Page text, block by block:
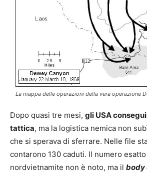
La mappa delle operazioni della vera operazione
Dopo quasi tre mesi, gli USA
tattica, ma la logistica nemica non
che si sperava di sferrare. Nelle file
contarono 130 caduti. Il numero
nordvietnamite non è noto, ma il body